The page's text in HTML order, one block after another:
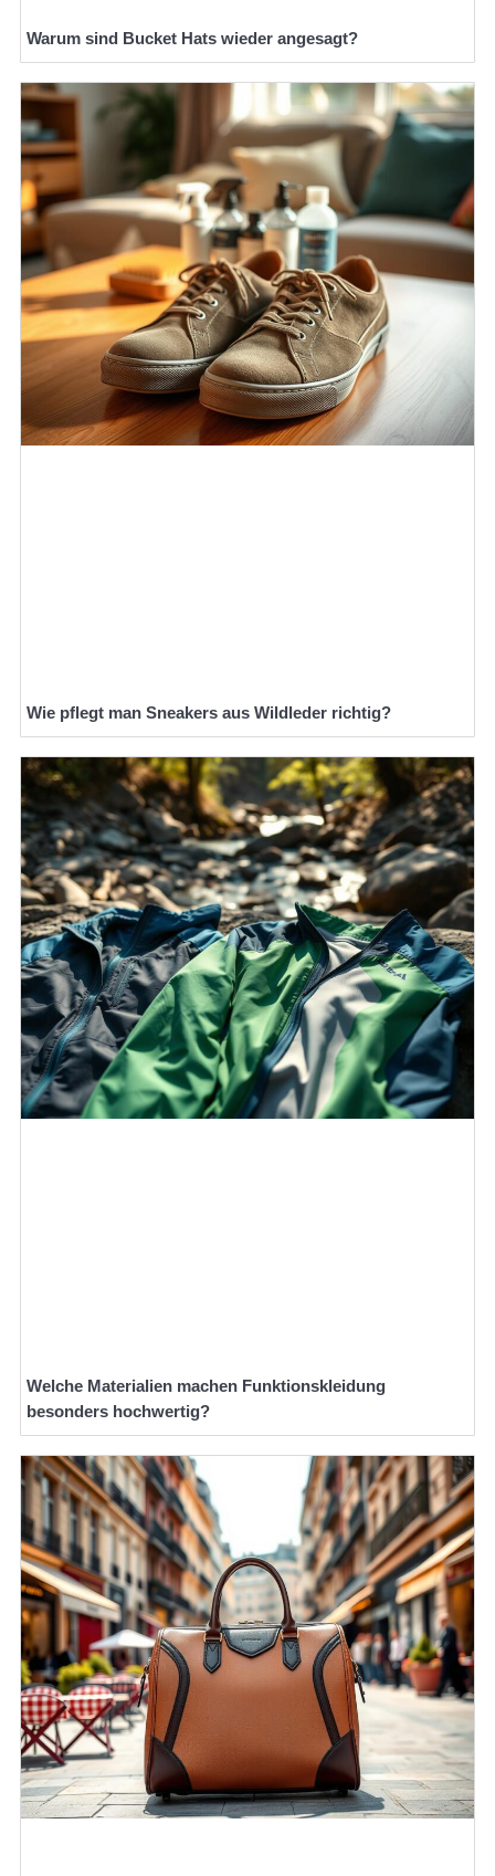
Warum sind Bucket Hats wieder angesagt?
Wie pflegt man Sneakers aus Wildleder richtig?
Welche Materialien machen Funktionskleidung
besonders hochwertig?